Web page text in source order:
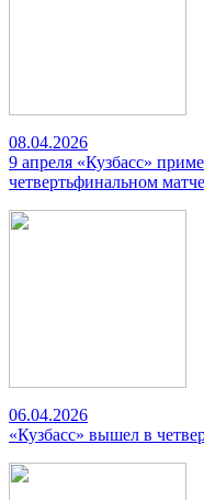
08.04.2026
9 апреля «Кузбасс»
четвертьфинальном
06.04.2026
«Кузбасс» вышел в